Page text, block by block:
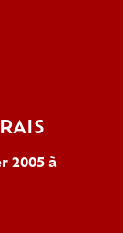
2005 à